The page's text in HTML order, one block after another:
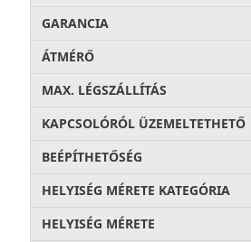
GARANCIA
ÁTMÉRŐ
MAX. LÉGSZÁLLÍTÁS
KAPCSOLÓRÓL ÜZEMELTETHETŐ
BEÉPÍTHETŐSÉG
HELYISÉG MÉRETE KATEGÓRIA
HELYISÉG MÉRETE